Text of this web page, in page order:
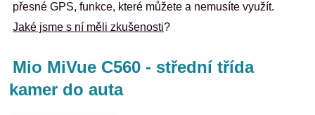
přesné GPS, funkce, které můžete a nemusíte využít.
Jaké jsme s ní měli zkušenosti?
Mio MiVue C560 - střední třída
kamer do auta